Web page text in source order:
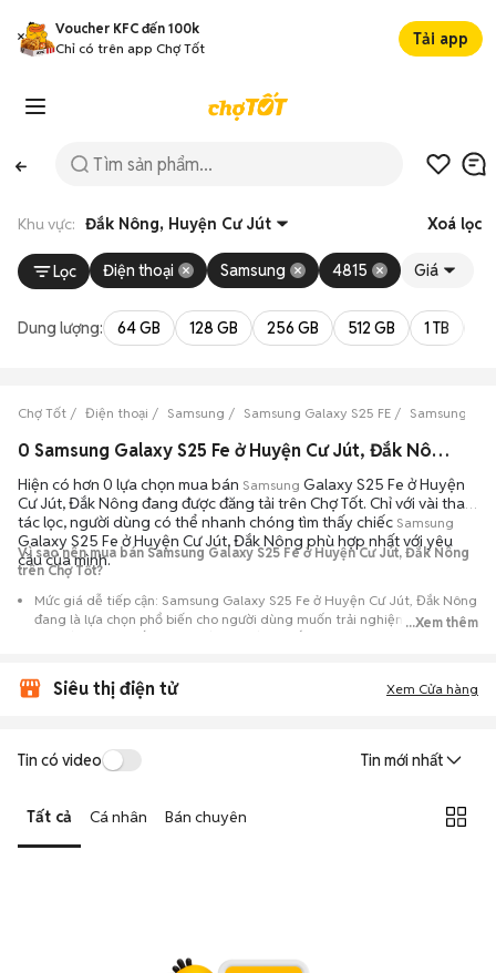
Voucher KFC đến 100k
Chỉ có trên app Chợ Tốt
Tải app
Khu vực: Đắk Nông, Huyện Cư Jút Xoá lọc
Lọc Điện thoại Samsung 4815 Giá
Dung lượng: 64 GB 128 GB 256 GB 512 GB 1 TB
Chợ Tốt Điện thoại Samsung Samsung Galaxy S25 FE Samsung
0 Samsung Galaxy S25 Fe ở Huyện Cư Jút, Đắk Nông máy bền đẹp đang bán 08/2026
Hiện có hơn 0 lựa chọn mua bán Samsung Galaxy S25 Fe ở Huyện
Cư Jút, Đắk Nông đang được đăng tải trên Chợ Tốt. Chỉ với vài thao
tác lọc, người dùng có thể nhanh chóng tìm thấy chiếc Samsung
Galaxy S25 Fe ở Huyện Cư Jút, Đắk Nông phù hợp nhất với yêu
cầu của mình.
Vì sao nên mua bán Samsung Galaxy S25 Fe ở Huyện Cư Jút, Đắk Nông
trên Chợ Tốt?
Mức giá dễ tiếp cận: Samsung Galaxy S25 Fe ở Huyện Cư Jút, Đắk Nông
đang là lựa chọn phổ biến cho người dùng muốn trải nghiệm dòng máy
này với chi phí thấp hơn so với khi mới ra mắt.
Huyện Cư Jút, Đắk Nông từ nhiều cá nhân muốn lên đời máy, mang đến
đa dạng sự lựa chọn về tình trạng bảo hành, hình thức máy và màu sắc.
đánh giá chính xác hiệu năng thực tế của máy so với mô tả trên
Mua bán linh hoạt: Hai bên có thể chủ động thỏa thuận giá cả và
địa điểm giao nhận, chốt giao dịch nhanh chóng khi đạt được
...Xem thêm
Siêu thị điện tử Xem Cửa hàng
Tin có video Tin mới nhất
Tất cả Cá nhân Bán chuyên